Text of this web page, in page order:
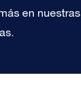
en nuestras